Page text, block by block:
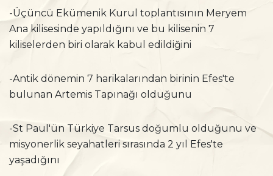
-Üçüncü Ekümenik Kurul toplantısının Meryem
Ana kilisesinde yapıldığını ve bu kilisenin 7
kiliselerden biri olarak kabul edildiğini
-Antik dönemin 7 harikalarından birinin Efes'te
bulunan Artemis Tapınağı olduğunu
-St Paul'ün Türkiye Tarsus doğumlu olduğunu ve
misyonerlik seyahatleri sırasında 2 yıl Efes'te
yaşadığını